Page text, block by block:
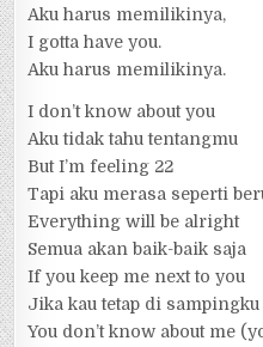
Aku harus memilikinya,
I gotta have you.
Aku harus memilikinya.
I don’t know about you
Aku tidak tahu tentangmu
But I’m feeling 22
Tapi aku merasa seperti
Everything will be alright
Semua akan baik-baik saja
If you keep me next to you
Jika kau tetap di sampingku
You don’t know about me